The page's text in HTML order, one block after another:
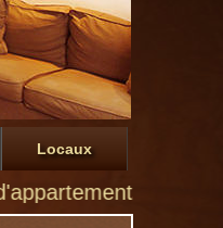
Locaux
à Montluçon